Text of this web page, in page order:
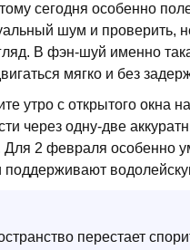
сегодня особенно
шум и
В фэн-шуй именно
мягко и без
утро с открытого окна
через одну-две
Для 2 февраля особенно
поддерживают
перестает